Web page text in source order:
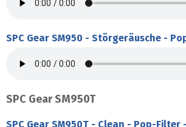
SPC Gear SM950 - Störgeräusche -
SPC Gear SM950T
SPC Gear SM950T - Clean - Pop-Filter